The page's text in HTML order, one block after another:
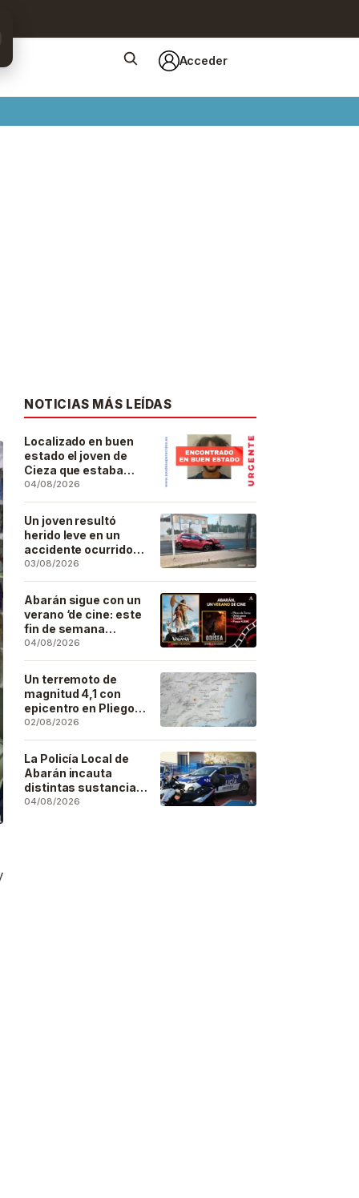
Acceder
NOTICIAS MÁS LEÍDAS
Localizado en buen
estado el joven de
Cieza que estaba
desaparecido desde
el pasado 29 de julio
04/08/2026
Un joven resultó
herido leve en un
accidente ocurrido
este lunes en la
barriada de San José
Artesano
03/08/2026
Abarán sigue con un
verano ‘de cine: este
fin de semana
Vaiana… y después,
La Odisea
04/08/2026
Un terremoto de
magnitud 4,1 con
epicentro en Pliego
se deja sentir en
buena parte de la
región
02/08/2026
La Policía Local de
Abarán incauta
distintas sustancias
estupefacientes en
04/08/2026